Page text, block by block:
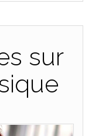
sur